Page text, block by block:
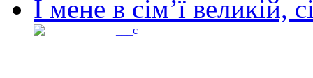
І мене в сім’ї великій,